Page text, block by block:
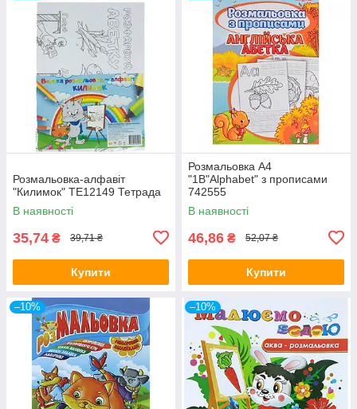
Розмальовка-алфавіт
"Килимок" ТЕ12149 Тетрада
В наявності
35,74 ₴ 39,71 ₴
Купити
Розмальовка A4
"1В"Alphabet" з прописами
742555
В наявності
46,86 ₴ 52,07 ₴
Купити
–10% –10%